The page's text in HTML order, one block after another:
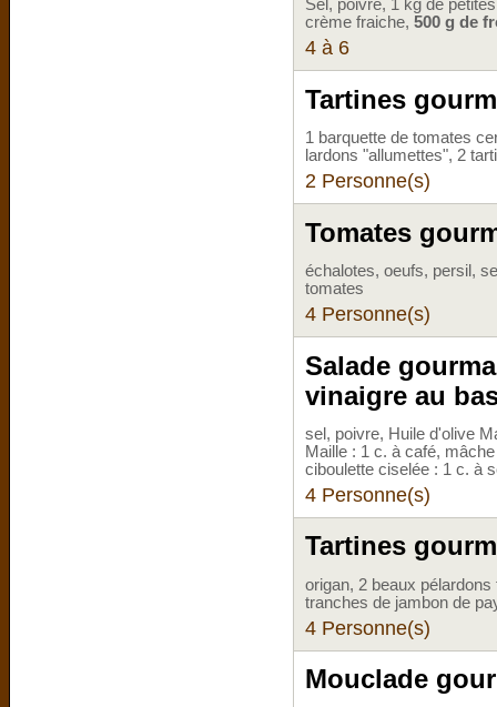
Sel, poivre, 1 kg de
crème fraiche, 500 g de
4 à 6
Tartines
1 barquette de tomates
lardons "allumettes", 2
2 Personne(s)
Tomates
échalotes, oeufs, persil,
tomates
4 Personne(s)
Salade
vinaigre au
sel, poivre, Huile d'olive
Maille : 1 c. à café,
ciboulette ciselée : 1 c. à
4 Personne(s)
Tartines
origan, 2 beaux
tranches de jambon de
4 Personne(s)
Mouclade